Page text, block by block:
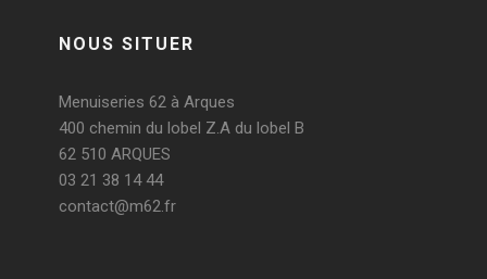
NOUS SITUER
Menuiseries 62 à Arques
400 chemin du lobel Z.A du lobel B
62 510 ARQUES
03 21 38 14 44
contact@m62.fr